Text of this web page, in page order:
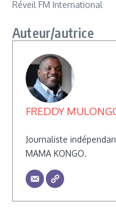
Réveil FM International
Auteur/autrice
FREDDY
Journaliste
MAMA KONGO.